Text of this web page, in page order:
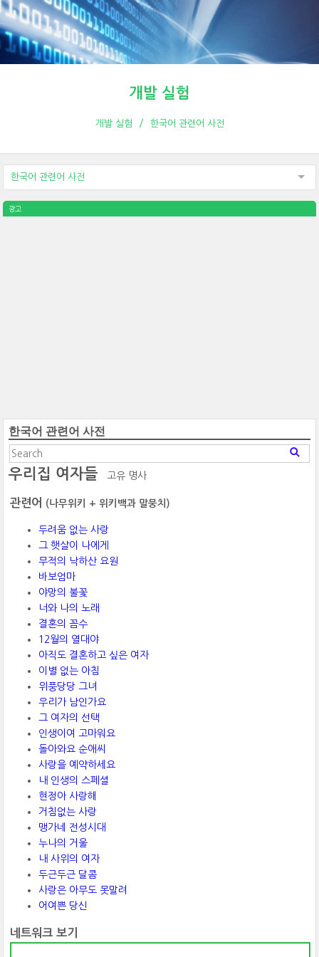
개발 실험
개발 실험 한국어 관련어 사전
한국어 관련어 사전
광고
한국어 관련어 사전
우리집 여자들 고유 명사
관련어 (나무위키 + 위키백과 말뭉치)
두려움 없는 사랑
그 햇살이 나에게
무적의 낙하산 요원
바보엄마
야망의 불꽃
너와 나의 노래
결혼의 꼼수
12월의 열대야
아직도 결혼하고 싶은 여자
이별 없는 아침
위풍당당 그녀
우리가 남인가요
그 여자의 선택
인생이여 고마워요
돌아와요 순애씨
사랑을 예약하세요
내 인생의 스페셜
현정아 사랑해
거침없는 사랑
맹가네 전성시대
누나의 거울
내 사위의 여자
두근두근 달콤
사랑은 아무도 못말려
어여쁜 당신
네트워크 보기